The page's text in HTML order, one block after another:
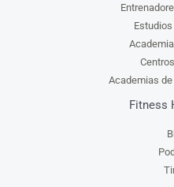
Academias
Fitness